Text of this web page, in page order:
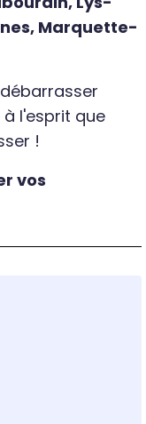
Marquette-
l'esprit que
!
vos